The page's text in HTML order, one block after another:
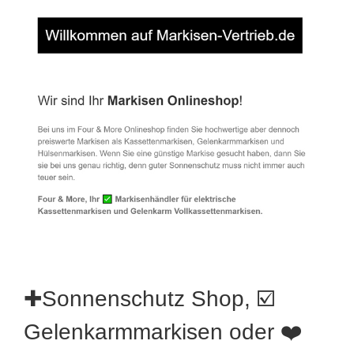
✚Sonnenschutz Shop, ☑️
Gelenkarmmarkisen oder ❤️